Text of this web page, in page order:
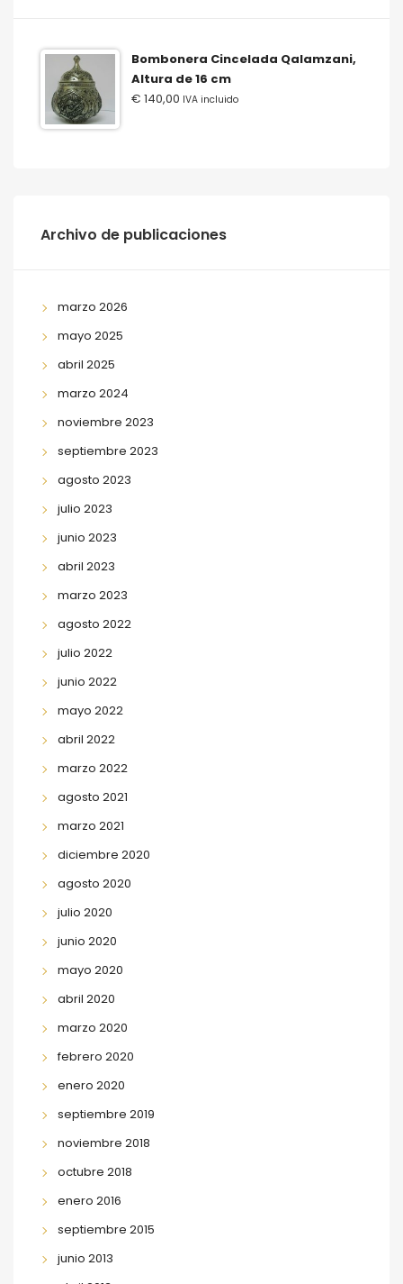
Bombonera Cincelada Qalamzani,
Altura de 16 cm
€ 140,00 IVA incluido
Archivo de publicaciones
marzo 2026
mayo 2025
abril 2025
marzo 2024
noviembre 2023
septiembre 2023
agosto 2023
julio 2023
junio 2023
abril 2023
marzo 2023
agosto 2022
julio 2022
junio 2022
mayo 2022
abril 2022
marzo 2022
agosto 2021
marzo 2021
diciembre 2020
agosto 2020
julio 2020
junio 2020
mayo 2020
abril 2020
marzo 2020
febrero 2020
enero 2020
septiembre 2019
noviembre 2018
octubre 2018
enero 2016
septiembre 2015
junio 2013